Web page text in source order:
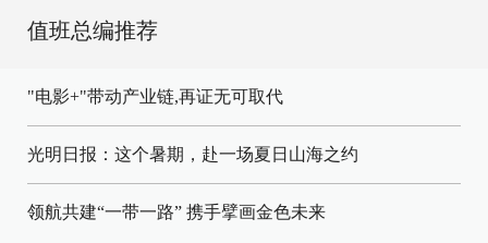
值班总编推荐
"电影+"带动产业链,再证无可取代
光明日报：这个暑期，赴一场夏日山海之约
领航共建“一带一路” 携手擘画金色未来